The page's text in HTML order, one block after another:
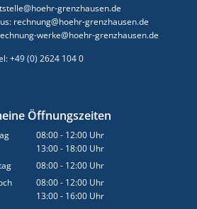
grenzhausen.de
rechnung@hoehr-grenzhausen.de
werke@hoehr-grenzhausen.de
+49 (0) 2624 104 0
Öffnungszeiten
08:00- 12:00 Uhr
Von 08:00 bis 12:00 Uhr
13:00- 18:00 Uhr
Von 13:00 bis 18:00 Uhr
08:00- 12:00 Uhr
Von 08:00 bis 12:00 Uhr
08:00- 12:00 Uhr
Von 08:00 bis 12:00 Uhr
13:00- 16:00 Uhr